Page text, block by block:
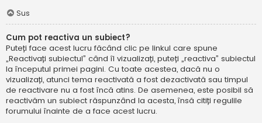
Sus
Cum pot reactiva un subiect?
Puteți face acest lucru făcând clic pe linkul care spune
„Reactivați subiectul” când îl vizualizați, puteți „reactiva” subiectul
la începutul primei pagini. Cu toate acestea, dacă nu o
vizualizați, atunci tema reactivată a fost dezactivată sau timpul
de reactivare nu a fost încă atins. De asemenea, este posibil să
reactivăm un subiect răspunzând la acesta, însă citiți regulile
forumului înainte de a face acest lucru.